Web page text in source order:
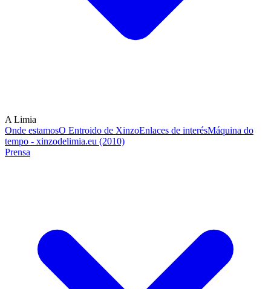
A Limia
Onde estamosO Entroido de XinzoEnlaces de interésMáquina do
tempo - xinzodelimia.eu (2010)
Prensa